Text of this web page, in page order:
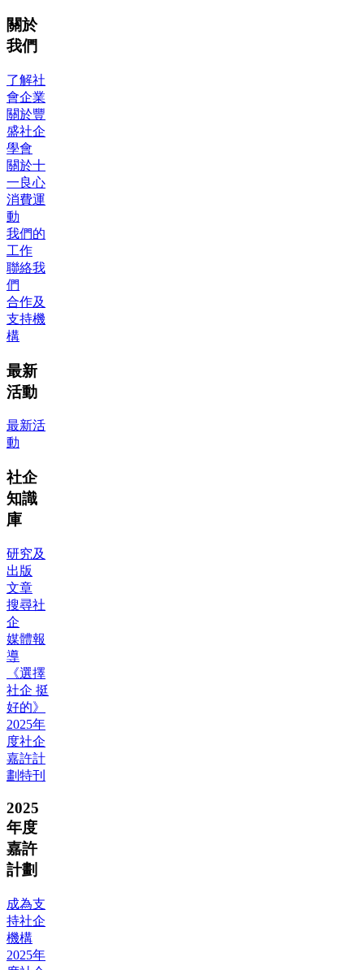
關於
我們
了解社
會企業
關於豐
盛社企
學會
關於十
一良心
消費運
動
我們的
工作
聯絡我
們
合作及
支持機
構
最新
活動
最新活
動
社企
知識
庫
研究及
出版
文章
搜尋社
企
媒體報
導
《選擇
社企 挺
好的》
2025年
度社企
嘉許計
劃特刊
2025
年度
嘉許
計劃
成為支
持社企
機構
2025年